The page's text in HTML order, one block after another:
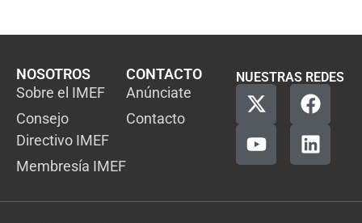
NOSOTROS
Sobre el IMEF
Consejo
Directivo IMEF
Membresía IMEF
CONTACTO
Anúnciate
Contacto
NUESTRAS REDES